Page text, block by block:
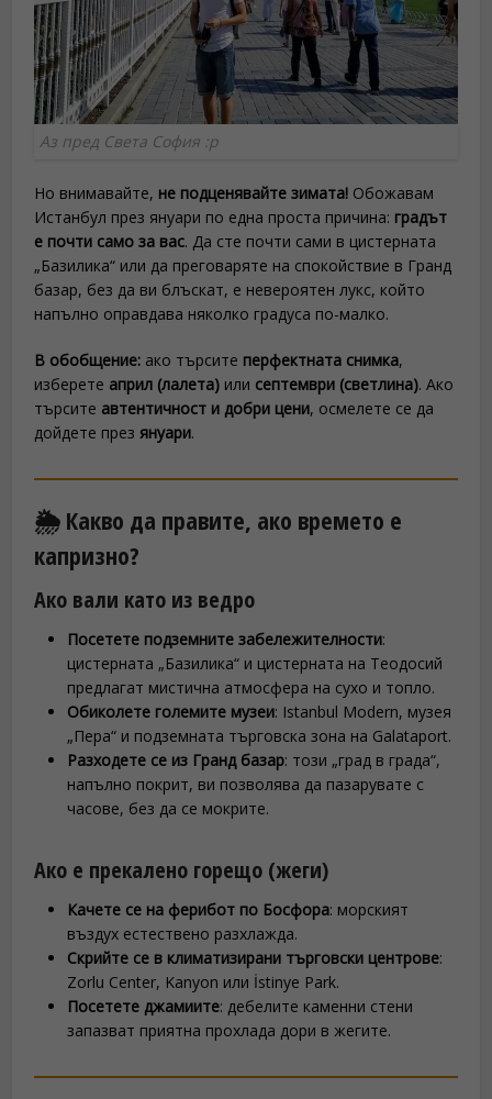
Аз пред Света София :p
Но внимавайте, не подценявайте зимата! Обожавам
Истанбул през януари по една проста причина: градът
е почти само за вас. Да сте почти сами в цистерната
„Базилика“ или да преговаряте на спокойствие в Гранд
базар, без да ви блъскат, е невероятен лукс, който
напълно оправдава няколко градуса по-малко.
В обобщение: ако търсите перфектната снимка,
изберете април (лалета) или септември (светлина). Ако
търсите автентичност и добри цени, осмелете се да
дойдете през януари.
🌦️ Какво да правите, ако времето е
капризно?
Ако вали като из ведро
Посетете подземните забележителности:
цистерната „Базилика“ и цистерната на Теодосий
предлагат мистична атмосфера на сухо и топло.
Обиколете големите музеи: Istanbul Modern, музея
„Пера“ и подземната търговска зона на Galataport.
Разходете се из Гранд базар: този „град в града“,
напълно покрит, ви позволява да пазарувате с
часове, без да се мокрите.
Ако е прекалено горещо (жеги)
Качете се на ферибот по Босфора: морският
въздух естествено разхлажда.
Скрийте се в климатизирани търговски центрове:
Zorlu Center, Kanyon или İstinye Park.
Посетете джамиите: дебелите каменни стени
запазват приятна прохлада дори в жегите.